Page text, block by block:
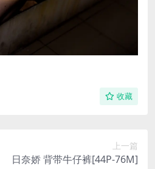
收藏
上一篇
日奈娇 背带牛仔裤[44P-76M]